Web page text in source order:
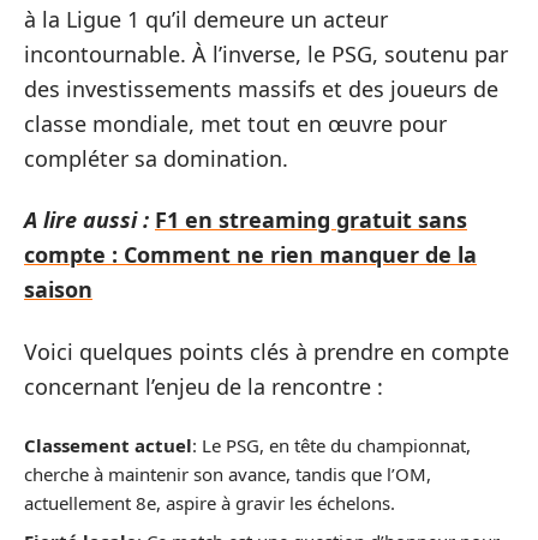
à la Ligue 1 qu’il demeure un acteur
incontournable. À l’inverse, le PSG, soutenu par
des investissements massifs et des joueurs de
classe mondiale, met tout en œuvre pour
compléter sa domination.
A lire aussi : F1 en streaming gratuit sans
compte : Comment ne rien manquer de la
saison
Voici quelques points clés à prendre en compte
concernant l’enjeu de la rencontre :
Classement actuel: Le PSG, en tête du championnat,
cherche à maintenir son avance, tandis que l’OM,
actuellement 8e, aspire à gravir les échelons.